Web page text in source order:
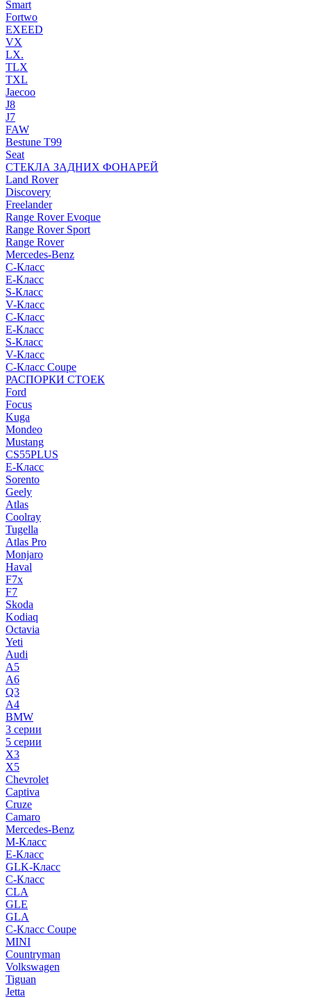
Smart
Fortwo
EXEED
VX
LX.
TLX
TXL
Jaecoo
J8
J7
FAW
Bestune T99
Seat
СТЕКЛА ЗАДНИХ ФОНАРЕЙ
Land Rover
Discovery
Freelander
Range Rover Evoque
Range Rover Sport
Range Rover
Mercedes-Benz
C-Класс
E-Класс
S-Класс
V-Класс
C-Класс
E-Класс
S-Класс
V-Класс
C-Класс Coupe
РАСПОРКИ СТОЕК
Ford
Focus
Kuga
Mondeo
Mustang
CS55PLUS
E-Класс
Sorento
Geely
Atlas
Coolray
Tugella
Atlas Pro
Monjaro
Haval
F7x
F7
Skoda
Kodiaq
Octavia
Yeti
Audi
A5
A6
Q3
A4
BMW
3 серии
5 серии
X3
X5
Chevrolet
Captiva
Cruze
Camaro
Mercedes-Benz
M-Класс
E-Класс
GLK-Класс
C-Класс
CLA
GLE
GLA
C-Класс Coupe
MINI
Countryman
Volkswagen
Tiguan
Jetta